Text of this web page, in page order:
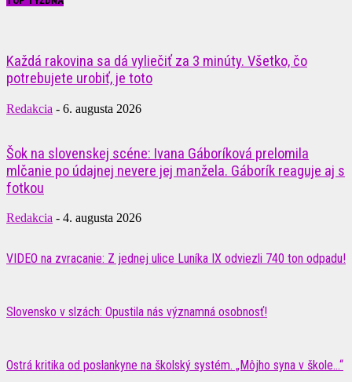
Každá rakovina sa dá vyliečiť za 3 minúty. Všetko, čo
potrebujete urobiť, je toto
Redakcia - 6. augusta 2026
Šok na slovenskej scéne: Ivana Gáboríková prelomila
mlčanie po údajnej nevere jej manžela. Gáborík reaguje aj s
fotkou
Redakcia - 4. augusta 2026
VIDEO na zvracanie: Z jednej ulice Luníka IX odviezli 740 ton odpadu!
Slovensko v slzách: Opustila nás významná osobnosť!
Ostrá kritika od poslankyne na školský systém. „Môjho syna v škole…“